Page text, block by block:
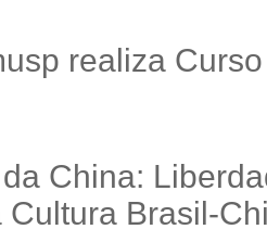
realiza
China:
Cultura Brasil-